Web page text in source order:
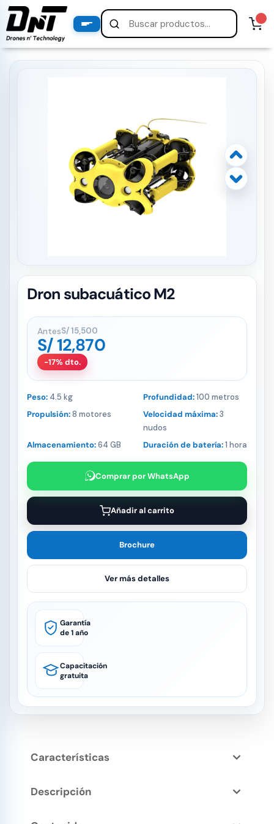
Dron subacuático M2
AntesS/15,500
S/12,870
-17% dto.
Peso: 4.5 kg Profundidad:100 metros
Propulsión:8 motores Velocidad máxima:3
nudos
Almacenamiento:64 GB Duración de batería:1 hora
Comprar por WhatsApp
Añadir al carrito
Brochure
Ver más detalles
Garantía
de 1 año
Capacitación
gratuita
Características
Descripción
PRODUCTOS
productos destacados